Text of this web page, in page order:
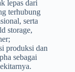
lepas dari
terhubung
serta
storage,
produksi dan
sebagai